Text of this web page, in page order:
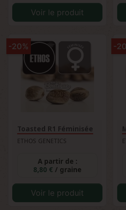
Voir le produit
Toasted R1 Féminisée
ETHOS GENETICS
A partir de :
8,80 € / graine
-20%
Voir le produit
-